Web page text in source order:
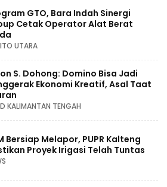
GTO, Bara Indah Sinergi
Cetak Operator Alat Berat
UTARA
S. Dohong: Domino Bisa Jadi
Ekonomi Kreatif, Asal Taat
KALIMANTAN TENGAH
Bersiap Melapor, PUPR Kalteng
Proyek Irigasi Telah Tuntas